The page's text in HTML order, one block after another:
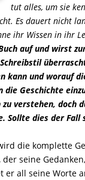
tut alles, um sie
Es dauert nicht
ihr Wissen in ihr
auf und wirst
kann und worauf
die Geschichte
zu verstehen,
Sollte dies der
die komplette
seine
er all seine Worte